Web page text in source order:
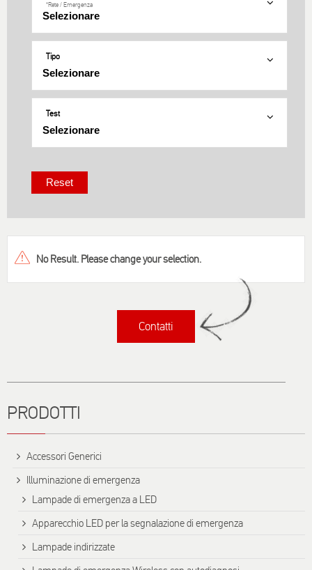
*Rete / Εmergenza
Tipo
Test
No Result. Please change your selection.
Contatti
PRODOTTI
Accessori Generici
Illuminazione di emergenza
Lampade di emergenza a LED
Apparecchio LED per la segnalazione di emergenza
Lampade indirizzate